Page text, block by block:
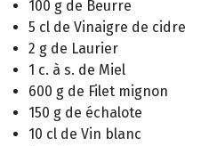
100 g de Beurre
5 cl de Vinaigre de cidre
2 g de Laurier
1 c. à s. de Miel
600 g de Filet mignon
150 g de échalote
10 cl de Vin blanc